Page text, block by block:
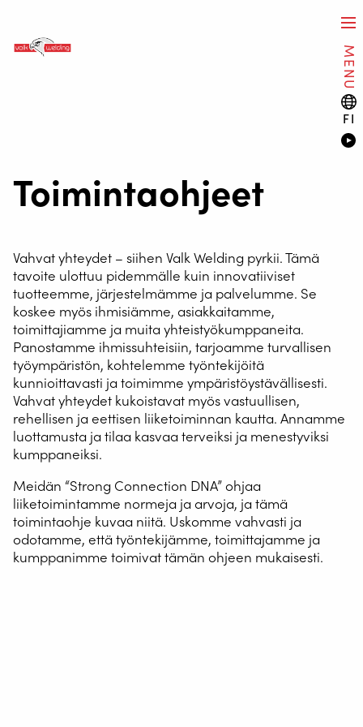
MENU
FI
Toimintaohjeet
Vahvat yhteydet – siihen Valk Welding pyrkii. Tämä
tavoite ulottuu pidemmälle kuin innovatiiviset
tuotteemme, järjestelmämme ja palvelumme. Se
koskee myös ihmisiämme, asiakkaitamme,
toimittajiamme ja muita yhteistyökumppaneita.
Panostamme ihmissuhteisiin, tarjoamme turvallisen
työympäristön, kohtelemme työntekijöitä
kunnioittavasti ja toimimme ympäristöystävällisesti.
Vahvat yhteydet kukoistavat myös vastuullisen,
rehellisen ja eettisen liiketoiminnan kautta. Annamme
luottamusta ja tilaa kasvaa terveiksi ja menestyviksi
kumppaneiksi.
Meidän “Strong Connection DNA” ohjaa
liiketoimintamme normeja ja arvoja, ja tämä
toimintaohje kuvaa niitä. Uskomme vahvasti ja
odotamme, että työntekijämme, toimittajamme ja
kumppanimme toimivat tämän ohjeen mukaisesti.